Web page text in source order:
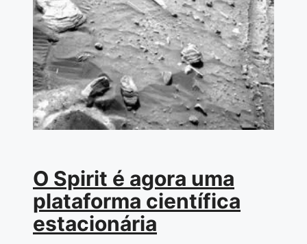
O Spirit é agora uma
plataforma científica
estacionária